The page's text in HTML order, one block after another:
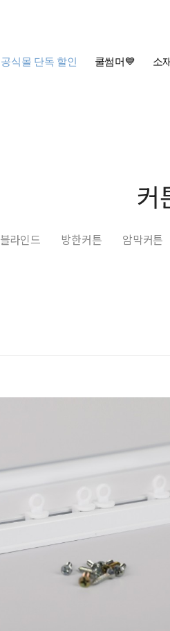
공식몰 단독 할인 쿨썸머💙 소
커
블라인드 방한커튼 암막커튼